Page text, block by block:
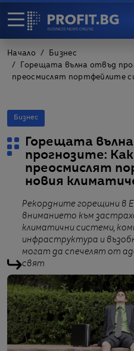
Начало
Бизнес
Горещата вълна отвъд
преосмислят портфейлите
Бизнес
Горещата
прогнозите:
преосмислят
новия
Рекордните горещини в
вниманието към
климатични системи,
инфраструктура и
могат да спечелят от
свят